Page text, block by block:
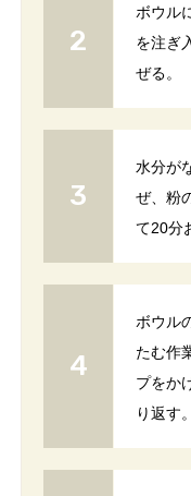
ボウル
を注ぎ
ぜる。
水分が
ぜ、粉
て20分
ボウル
たむ作
プをか
り返す。